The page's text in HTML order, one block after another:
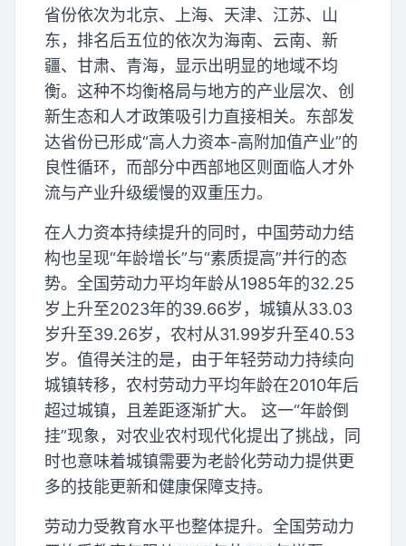
省份依次为北京、上海、天津、江苏、山
东，排名后五位的依次为海南、云南、新
疆、甘肃、青海，显示出明显的地域不均
衡。这种不均衡格局与地方的产业层次、创
新生态和人才政策吸引力直接相关。东部发
达省份已形成“高人力资本-高附加值产业”的
良性循环，而部分中西部地区则面临人才外
流与产业升级缓慢的双重压力。
在人力资本持续提升的同时，中国劳动力结
构也呈现“年龄增长”与“素质提高”并行的态
势。全国劳动力平均年龄从1985年的32.25
岁上升至2023年的39.66岁，城镇从33.03
岁升至39.26岁，农村从31.99岁升至40.53
岁。值得关注的是，由于年轻劳动力持续向
城镇转移，农村劳动力平均年龄在2010年后
超过城镇，且差距逐渐扩大。 这一“年龄倒
挂”现象，对农业农村现代化提出了挑战，同
时也意味着城镇需要为老龄化劳动力提供更
多的技能更新和健康保障支持。
劳动力受教育水平也整体提升。全国劳动力